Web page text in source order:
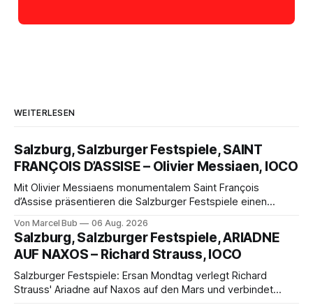
WEITERLESEN
Salzburg, Salzburger Festspiele, SAINT
FRANÇOIS D’ASSISE – Olivier Messiaen, IOCO
Mit Olivier Messiaens monumentalem Saint François
d’Assise präsentieren die Salzburger Festspiele einen
eine bildgewaltige Inszenierung, Maxime Pascal entfaltet
die komplexe Partitur eindrucksvoll, Philippe Sly berührt als
Franziskus.
Von Marcel Bub 06 Aug. 2026
Salzburg, Salzburger Festspiele, ARIADNE
AUF NAXOS – Richard Strauss, IOCO
Salzburger Festspiele: Ersan Mondtag verlegt Richard
Strauss' Ariadne auf Naxos auf den Mars und verbindet